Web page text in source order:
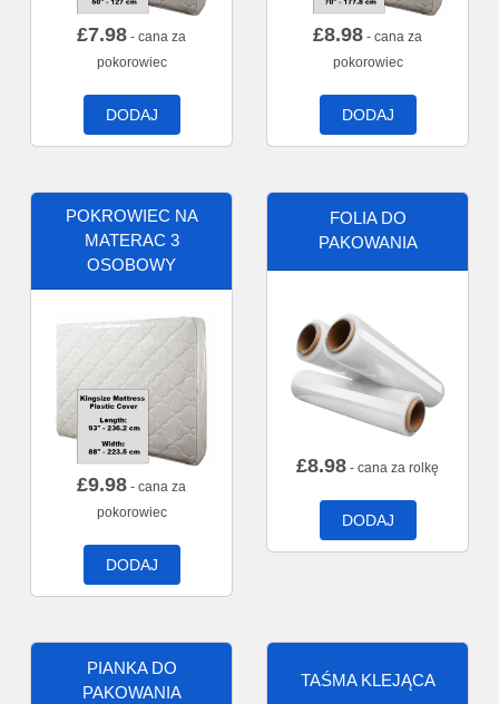
£7.98 - cana za
pokorowiec
DODAJ
£8.98 - cana za
pokorowiec
DODAJ
POKROWIEC NA
MATERAC 3
OSOBOWY
£9.98 - cana za
pokorowiec
DODAJ
FOLIA DO
PAKOWANIA
£8.98 - cana za rolkę
DODAJ
PIANKA DO
PAKOWANIA
TAŚMA KLEJĄCA